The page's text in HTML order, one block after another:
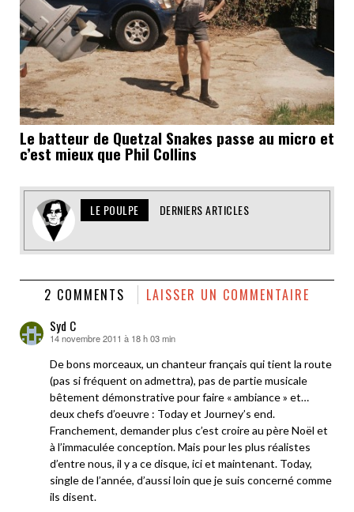
Le batteur de Quetzal Snakes passe au micro et
c’est mieux que Phil Collins
LE POULPE DERNIERS ARTICLES
2 COMMENTS LAISSER UN COMMENTAIRE
Syd C
dit :
14 novembre 2011 à 18 h 03 min
De bons morceaux, un chanteur français qui tient la route
(pas si fréquent on admettra), pas de partie musicale
bêtement démonstrative pour faire « ambiance » et…
deux chefs d’oeuvre : Today et Journey’s end.
Franchement, demander plus c’est croire au père Noël et
à l’immaculée conception. Mais pour les plus réalistes
d’entre nous, il y a ce disque, ici et maintenant. Today,
single de l’année, d’aussi loin que je suis concerné comme
ils disent.